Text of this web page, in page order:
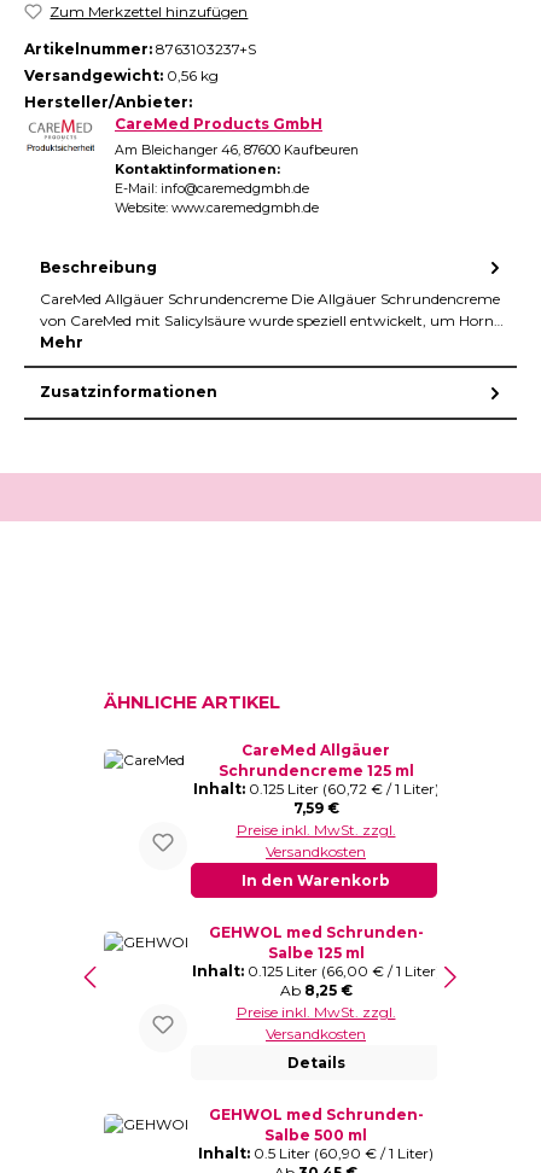
Zum Merkzettel hinzufügen
Artikelnummer: 8763103237+S
Versandgewicht: 0,56 kg
Hersteller/Anbieter:
CareMed Products GmbH
Am Bleichanger 46, 87600 Kaufbeuren
Kontaktinformationen:
E-Mail: info@caremedgmbh.de
Website: www.caremedgmbh.de
Beschreibung
CareMed Allgäuer Schrundencreme Die Allgäuer Schrundencreme
von CareMed mit Salicylsäure wurde speziell entwickelt, um Horn…
Mehr
Zusatzinformationen
Produktgalerie überspringen
ÄHNLICHE ARTIKEL
CareMed Allgäuer
Schrundencreme 125 ml
Inhalt: 0.125 Liter (60,72 € / 1 Liter)
Regulärer Preis:
7,59 €
Preise inkl. MwSt. zzgl.
Versandkosten
In den Warenkorb
GEHWOL med Schrunden-
Salbe 125 ml
Inhalt: 0.125 Liter (66,00 € / 1 Liter)
Regulärer Preis:
Ab 8,25 €
Preise inkl. MwSt. zzgl.
Versandkosten
Details
GEHWOL med Schrunden-
Salbe 500 ml
Inhalt: 0.5 Liter (60,90 € / 1 Liter)